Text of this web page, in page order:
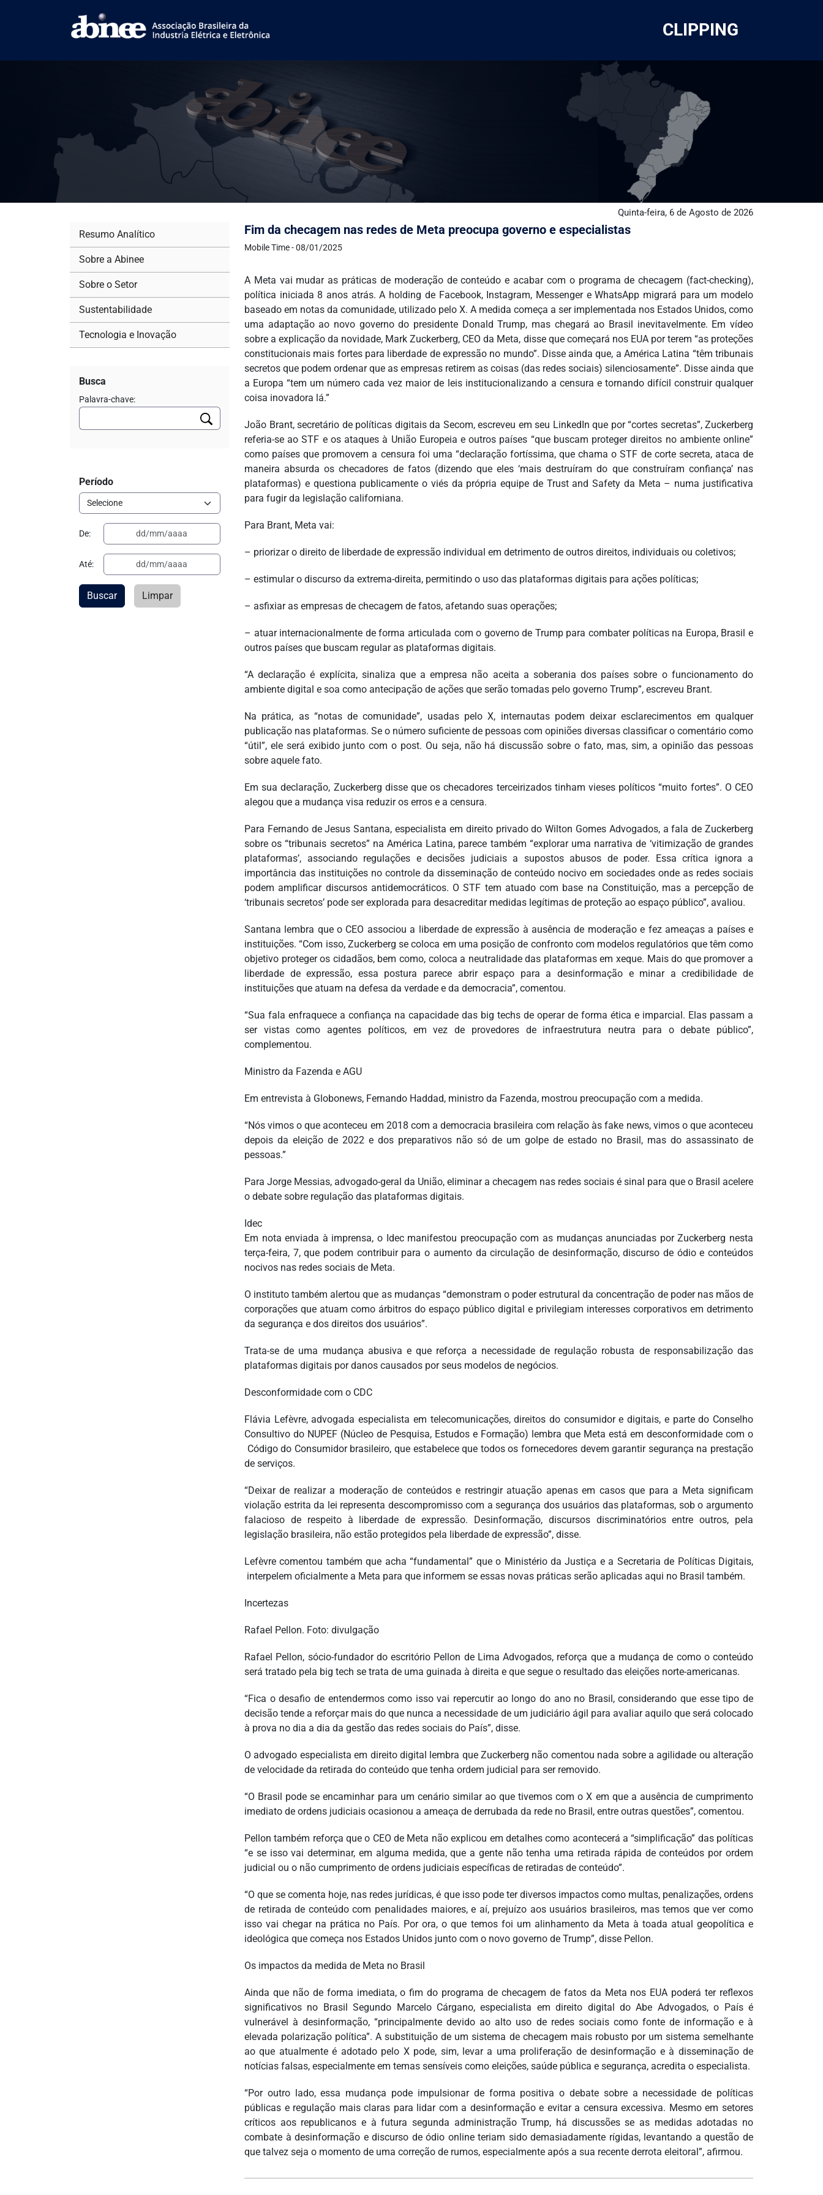
CLIPPING
Quinta-feira, 6 de Agosto de 2026
Fim da checagem nas redes de Meta preocupa governo e especialistas
Mobile Time - 08/01/2025
A Meta vai mudar as práticas de moderação de conteúdo e acabar com o programa de checagem (fact-checking),
política iniciada 8 anos atrás. A holding de Facebook, Instagram, Messenger e WhatsApp migrará para um modelo
baseado em notas da comunidade, utilizado pelo X. A medida começa a ser implementada nos Estados Unidos, como
uma adaptação ao novo governo do presidente Donald Trump, mas chegará ao Brasil inevitavelmente. Em vídeo
sobre a explicação da novidade, Mark Zuckerberg, CEO da Meta, disse que começará nos EUA por terem “as proteções
constitucionais mais fortes para liberdade de expressão no mundo”. Disse ainda que, a América Latina “têm tribunais
secretos que podem ordenar que as empresas retirem as coisas (das redes sociais) silenciosamente”. Disse ainda que
a Europa “tem um número cada vez maior de leis institucionalizando a censura e tornando difícil construir qualquer
coisa inovadora lá.”
João Brant, secretário de políticas digitais da Secom, escreveu em seu LinkedIn que por “cortes secretas”, Zuckerberg
referia-se ao STF e os ataques à União Europeia e outros países “que buscam proteger direitos no ambiente online”
como países que promovem a censura foi uma “declaração fortíssima, que chama o STF de corte secreta, ataca de
maneira absurda os checadores de fatos (dizendo que eles ‘mais destruíram do que construíram confiança’ nas
plataformas) e questiona publicamente o viés da própria equipe de Trust and Safety da Meta – numa justificativa
para fugir da legislação californiana.
Para Brant, Meta vai:
– priorizar o direito de liberdade de expressão individual em detrimento de outros direitos, individuais ou coletivos;
– estimular o discurso da extrema-direita, permitindo o uso das plataformas digitais para ações políticas;
– asfixiar as empresas de checagem de fatos, afetando suas operações;
– atuar internacionalmente de forma articulada com o governo de Trump para combater políticas na Europa, Brasil e
outros países que buscam regular as plataformas digitais.
“A declaração é explícita, sinaliza que a empresa não aceita a soberania dos países sobre o funcionamento do
ambiente digital e soa como antecipação de ações que serão tomadas pelo governo Trump”, escreveu Brant.
Na prática, as “notas de comunidade”, usadas pelo X, internautas podem deixar esclarecimentos em qualquer
publicação nas plataformas. Se o número suficiente de pessoas com opiniões diversas classificar o comentário como
“útil”, ele será exibido junto com o post. Ou seja, não há discussão sobre o fato, mas, sim, a opinião das pessoas
sobre aquele fato.
Em sua declaração, Zuckerberg disse que os checadores terceirizados tinham vieses políticos “muito fortes”. O CEO
alegou que a mudança visa reduzir os erros e a censura.
Para Fernando de Jesus Santana, especialista em direito privado do Wilton Gomes Advogados, a fala de Zuckerberg
sobre os “tribunais secretos” na América Latina, parece também “explorar uma narrativa de ‘vitimização de grandes
plataformas’, associando regulações e decisões judiciais a supostos abusos de poder. Essa crítica ignora a
importância das instituições no controle da disseminação de conteúdo nocivo em sociedades onde as redes sociais
podem amplificar discursos antidemocráticos. O STF tem atuado com base na Constituição, mas a percepção de
‘tribunais secretos’ pode ser explorada para desacreditar medidas legítimas de proteção ao espaço público”, avaliou.
Santana lembra que o CEO associou a liberdade de expressão à ausência de moderação e fez ameaças a países e
instituições. “Com isso, Zuckerberg se coloca em uma posição de confronto com modelos regulatórios que têm como
objetivo proteger os cidadãos, bem como, coloca a neutralidade das plataformas em xeque. Mais do que promover a
liberdade de expressão, essa postura parece abrir espaço para a desinformação e minar a credibilidade de
instituições que atuam na defesa da verdade e da democracia”, comentou.
“Sua fala enfraquece a confiança na capacidade das big techs de operar de forma ética e imparcial. Elas passam a
ser vistas como agentes políticos, em vez de provedores de infraestrutura neutra para o debate público”,
complementou.
Ministro da Fazenda e AGU
Em entrevista à Globonews, Fernando Haddad, ministro da Fazenda, mostrou preocupação com a medida.
“Nós vimos o que aconteceu em 2018 com a democracia brasileira com relação às fake news, vimos o que aconteceu
depois da eleição de 2022 e dos preparativos não só de um golpe de estado no Brasil, mas do assassinato de
pessoas.”
Para Jorge Messias, advogado-geral da União, eliminar a checagem nas redes sociais é sinal para que o Brasil acelere
o debate sobre regulação das plataformas digitais.
Idec
Em nota enviada à imprensa, o Idec manifestou preocupação com as mudanças anunciadas por Zuckerberg nesta
terça-feira, 7, que podem contribuir para o aumento da circulação de desinformação, discurso de ódio e conteúdos
nocivos nas redes sociais de Meta.
O instituto também alertou que as mudanças “demonstram o poder estrutural da concentração de poder nas mãos de
corporações que atuam como árbitros do espaço público digital e privilegiam interesses corporativos em detrimento
da segurança e dos direitos dos usuários”.
Trata-se de uma mudança abusiva e que reforça a necessidade de regulação robusta de responsabilização das
plataformas digitais por danos causados por seus modelos de negócios.
Desconformidade com o CDC
Flávia Lefèvre, advogada especialista em telecomunicações, direitos do consumidor e digitais, e parte do Conselho
Consultivo do NUPEF (Núcleo de Pesquisa, Estudos e Formação) lembra que Meta está em desconformidade com o
Código do Consumidor brasileiro, que estabelece que todos os fornecedores devem garantir segurança na prestação
de serviços.
“Deixar de realizar a moderação de conteúdos e restringir atuação apenas em casos que para a Meta significam
violação estrita da lei representa descompromisso com a segurança dos usuários das plataformas, sob o argumento
falacioso de respeito à liberdade de expressão. Desinformação, discursos discriminatórios entre outros, pela
legislação brasileira, não estão protegidos pela liberdade de expressão”, disse.
Lefèvre comentou também que acha “fundamental” que o Ministério da Justiça e a Secretaria de Políticas Digitais,
interpelem oficialmente a Meta para que informem se essas novas práticas serão aplicadas aqui no Brasil também.
Incertezas
Rafael Pellon. Foto: divulgação
Rafael Pellon, sócio-fundador do escritório Pellon de Lima Advogados, reforça que a mudança de como o conteúdo
será tratado pela big tech se trata de uma guinada à direita e que segue o resultado das eleições norte-americanas.
“Fica o desafio de entendermos como isso vai repercutir ao longo do ano no Brasil, considerando que esse tipo de
decisão tende a reforçar mais do que nunca a necessidade de um judiciário ágil para avaliar aquilo que será colocado
à prova no dia a dia da gestão das redes sociais do País”, disse.
O advogado especialista em direito digital lembra que Zuckerberg não comentou nada sobre a agilidade ou alteração
de velocidade da retirada do conteúdo que tenha ordem judicial para ser removido.
“O Brasil pode se encaminhar para um cenário similar ao que tivemos com o X em que a ausência de cumprimento
imediato de ordens judiciais ocasionou a ameaça de derrubada da rede no Brasil, entre outras questões”, comentou.
Pellon também reforça que o CEO de Meta não explicou em detalhes como acontecerá a “simplificação” das políticas
“e se isso vai determinar, em alguma medida, que a gente não tenha uma retirada rápida de conteúdos por ordem
judicial ou o não cumprimento de ordens judiciais específicas de retiradas de conteúdo”.
“O que se comenta hoje, nas redes jurídicas, é que isso pode ter diversos impactos como multas, penalizações, ordens
de retirada de conteúdo com penalidades maiores, e aí, prejuízo aos usuários brasileiros, mas temos que ver como
isso vai chegar na prática no País. Por ora, o que temos foi um alinhamento da Meta à toada atual geopolítica e
ideológica que começa nos Estados Unidos junto com o novo governo de Trump”, disse Pellon.
Os impactos da medida de Meta no Brasil
Ainda que não de forma imediata, o fim do programa de checagem de fatos da Meta nos EUA poderá ter reflexos
significativos no Brasil Segundo Marcelo Cárgano, especialista em direito digital do Abe Advogados, o País é
vulnerável à desinformação, “principalmente devido ao alto uso de redes sociais como fonte de informação e à
elevada polarização política”. A substituição de um sistema de checagem mais robusto por um sistema semelhante
ao que atualmente é adotado pelo X pode, sim, levar a uma proliferação de desinformação e à disseminação de
notícias falsas, especialmente em temas sensíveis como eleições, saúde pública e segurança, acredita o especialista.
“Por outro lado, essa mudança pode impulsionar de forma positiva o debate sobre a necessidade de políticas
públicas e regulação mais claras para lidar com a desinformação e evitar a censura excessiva. Mesmo em setores
críticos aos republicanos e à futura segunda administração Trump, há discussões se as medidas adotadas no
combate à desinformação e discurso de ódio online teriam sido demasiadamente rígidas, levantando a questão de
que talvez seja o momento de uma correção de rumos, especialmente após a sua recente derrota eleitoral”, afirmou.
Resumo Analítico
Sobre a Abinee
Sobre o Setor
Sustentabilidade
Tecnologia e Inovação
Busca
Palavra-chave:
Período
De:
Até:
Buscar Limpar